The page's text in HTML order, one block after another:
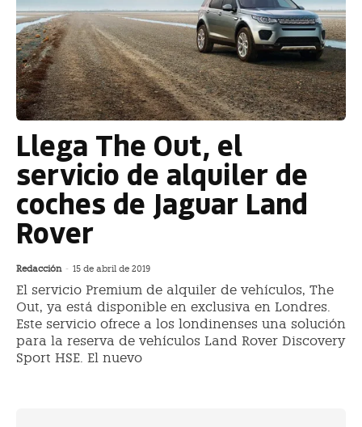
Llega The Out, el
servicio de alquiler de
coches de Jaguar Land
Rover
Redacción - 15 de abril de 2019
El servicio Premium de alquiler de vehículos, The
Out, ya está disponible en exclusiva en Londres.
Este servicio ofrece a los londinenses una solución
para la reserva de vehículos Land Rover Discovery
Sport HSE. El nuevo